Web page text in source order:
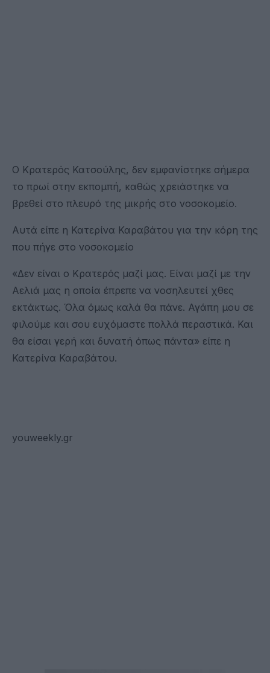
Ο Κρατερός Κατσούλης, δεν εμφανίστηκε σήμερα
το πρωί στην εκπομπή, καθώς χρειάστηκε να
βρεθεί στο πλευρό της μικρής στο νοσοκομείο.
Αυτά είπε η Κατερίνα Καραβάτου για την κόρη της
που πήγε στο νοσοκομείο
«Δεν είναι ο Κρατερός μαζί μας. Είναι μαζί με την
Αελιά μας η οποία έπρεπε να νοσηλευτεί χθες
εκτάκτως. Όλα όμως καλά θα πάνε. Αγάπη μου σε
φιλούμε και σου ευχόμαστε πολλά περαστικά. Και
θα είσαι γερή και δυνατή όπως πάντα» είπε η
Κατερίνα Καραβάτου.
youweekly.gr